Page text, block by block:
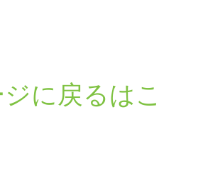
に戻るはこ